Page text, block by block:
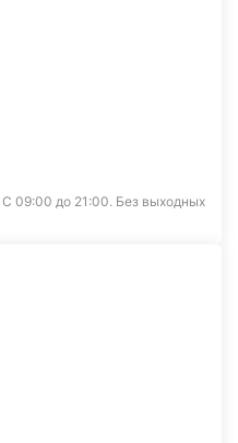
С 09:00 до 21:00. Без выходных